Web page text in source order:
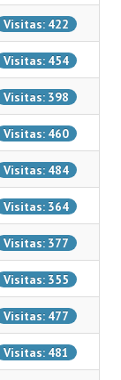
Visitas: 422
Visitas: 454
Visitas: 398
Visitas: 460
Visitas: 484
Visitas: 364
Visitas: 377
Visitas: 355
Visitas: 477
Visitas: 481